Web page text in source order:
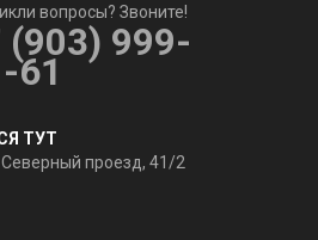
вопросы? Звоните!
(903) 999-
61
ТУТ
Северный проезд, 41/2